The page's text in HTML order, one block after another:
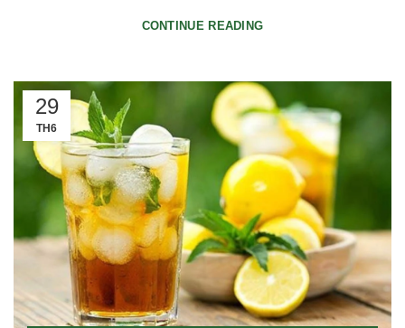
CONTINUE READING
29
TH6